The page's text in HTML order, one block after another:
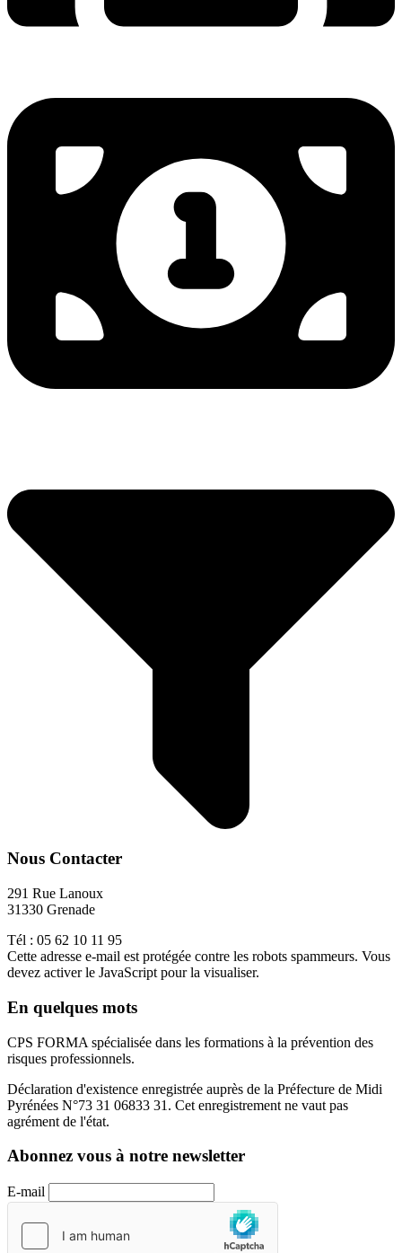
Nous Contacter
291 Rue Lanoux
31330 Grenade
Tél : 05 62 10 11 95
Cette adresse e-mail est protégée contre les robots spammeurs. Vous
devez activer le JavaScript pour la visualiser.
En quelques mots
CPS FORMA spécialisée dans les formations à la prévention des
risques professionnels.
Déclaration d'existence enregistrée auprès de la Préfecture de Midi
Pyrénées N°73 31 06833 31. Cet enregistrement ne vaut pas
agrément de l'état.
Abonnez vous à notre newsletter
E-mail